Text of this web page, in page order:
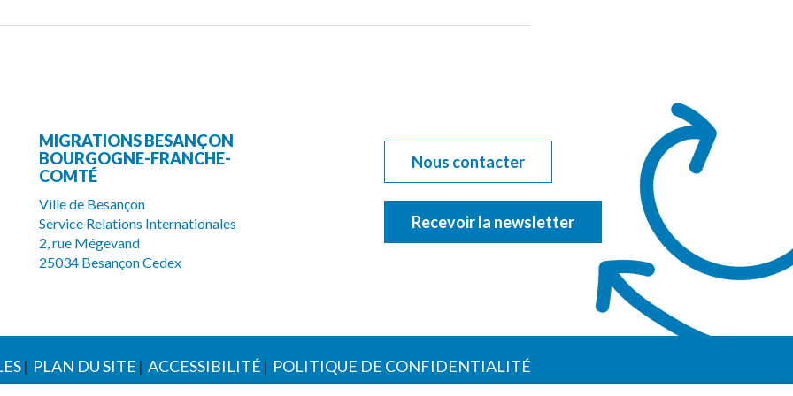
MIGRATIONS BESANÇON
BOURGOGNE-FRANCHE-
COMTÉ
Ville de Besançon
Service Relations Internationales
2, rue Mégevand
25034 Besançon Cedex
Nous contacter
Recevoir la newsletter
PLAN DU SITE ACCESSIBILITÉ POLITIQUE DE CONFIDENTIALITÉ